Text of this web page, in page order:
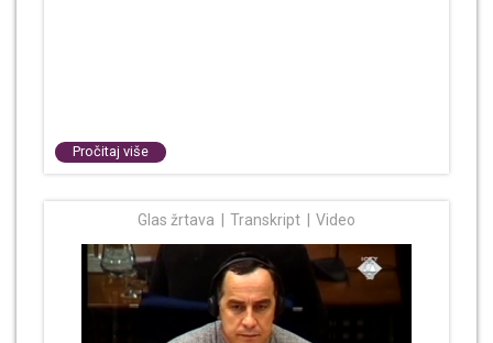
Pročitaj više
Glas žrtava Transkript Video